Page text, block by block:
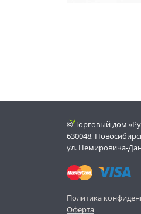
© Торговый дом
630048,
ул. Немировича-
Политика
Оферта